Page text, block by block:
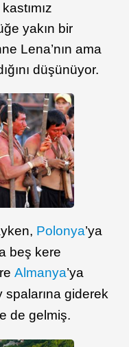
yakın bir
Lena’nın ama
düşünüyor.
Polonya’ya
beş kere
Almanya’ya
spalarına giderek
de gelmiş.